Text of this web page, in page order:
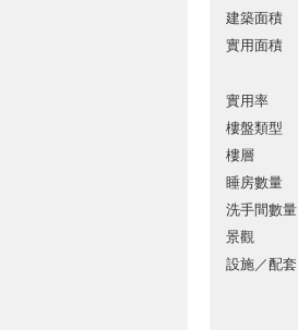
建築面積
實用面積
實用率
樓盤類型
樓層
睡房數量
洗手間數量
景觀
設施／配套